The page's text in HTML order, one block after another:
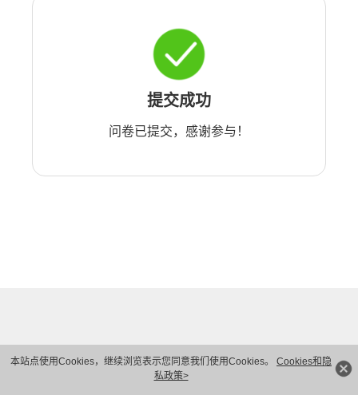
本站点使用Cookies，继续浏览表示您同意我们使用Cookies。 Cookies和隐
私政策>
提交成功
问卷已提交，感谢参与！